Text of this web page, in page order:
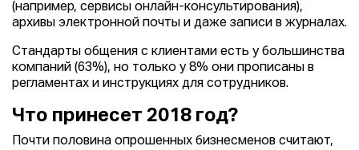
(например, сервисы онлайн-консультирования),
архивы электронной почты и даже записи в журналах.
Стандарты общения с клиентами есть у большинства
компаний (63%), но только у 8% они прописаны в
регламентах и инструкциях для сотрудников.
Что принесет 2018 год?
Почти половина опрошенных бизнесменов считают,